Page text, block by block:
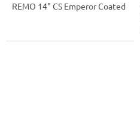
REMO 14" CS Emperor Coated